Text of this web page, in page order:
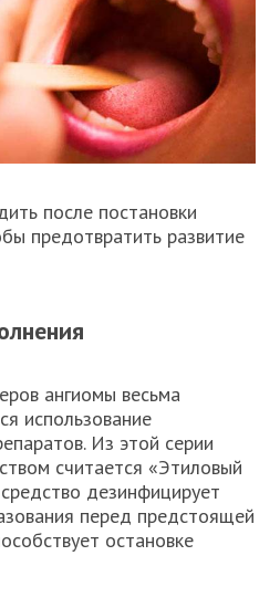
после постановки
предотвратить развитие
ангиомы весьма
использование
Из этой серии
считается «Этиловый
дезинфицирует
перед предстоящей
остановке